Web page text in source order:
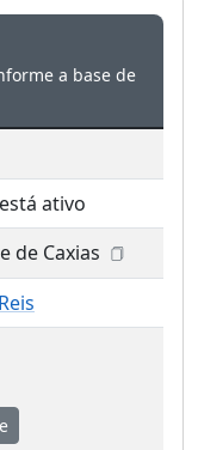
a base de
ativo
de Caxias